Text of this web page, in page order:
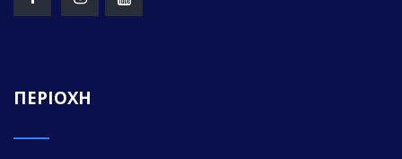
ΠΕΡΙΟΧΗ